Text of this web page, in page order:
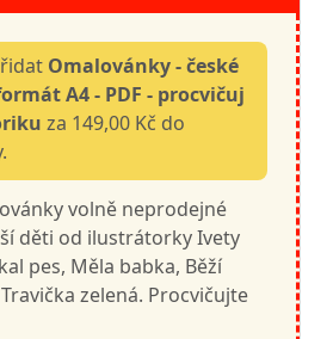
Omalovánky - české
A4 - PDF - procvičuj
za 149,00 Kč do
volně neprodejné
děti od ilustrátorky Ivety
pes, Měla babka, Běží
zelená. Procvičujte